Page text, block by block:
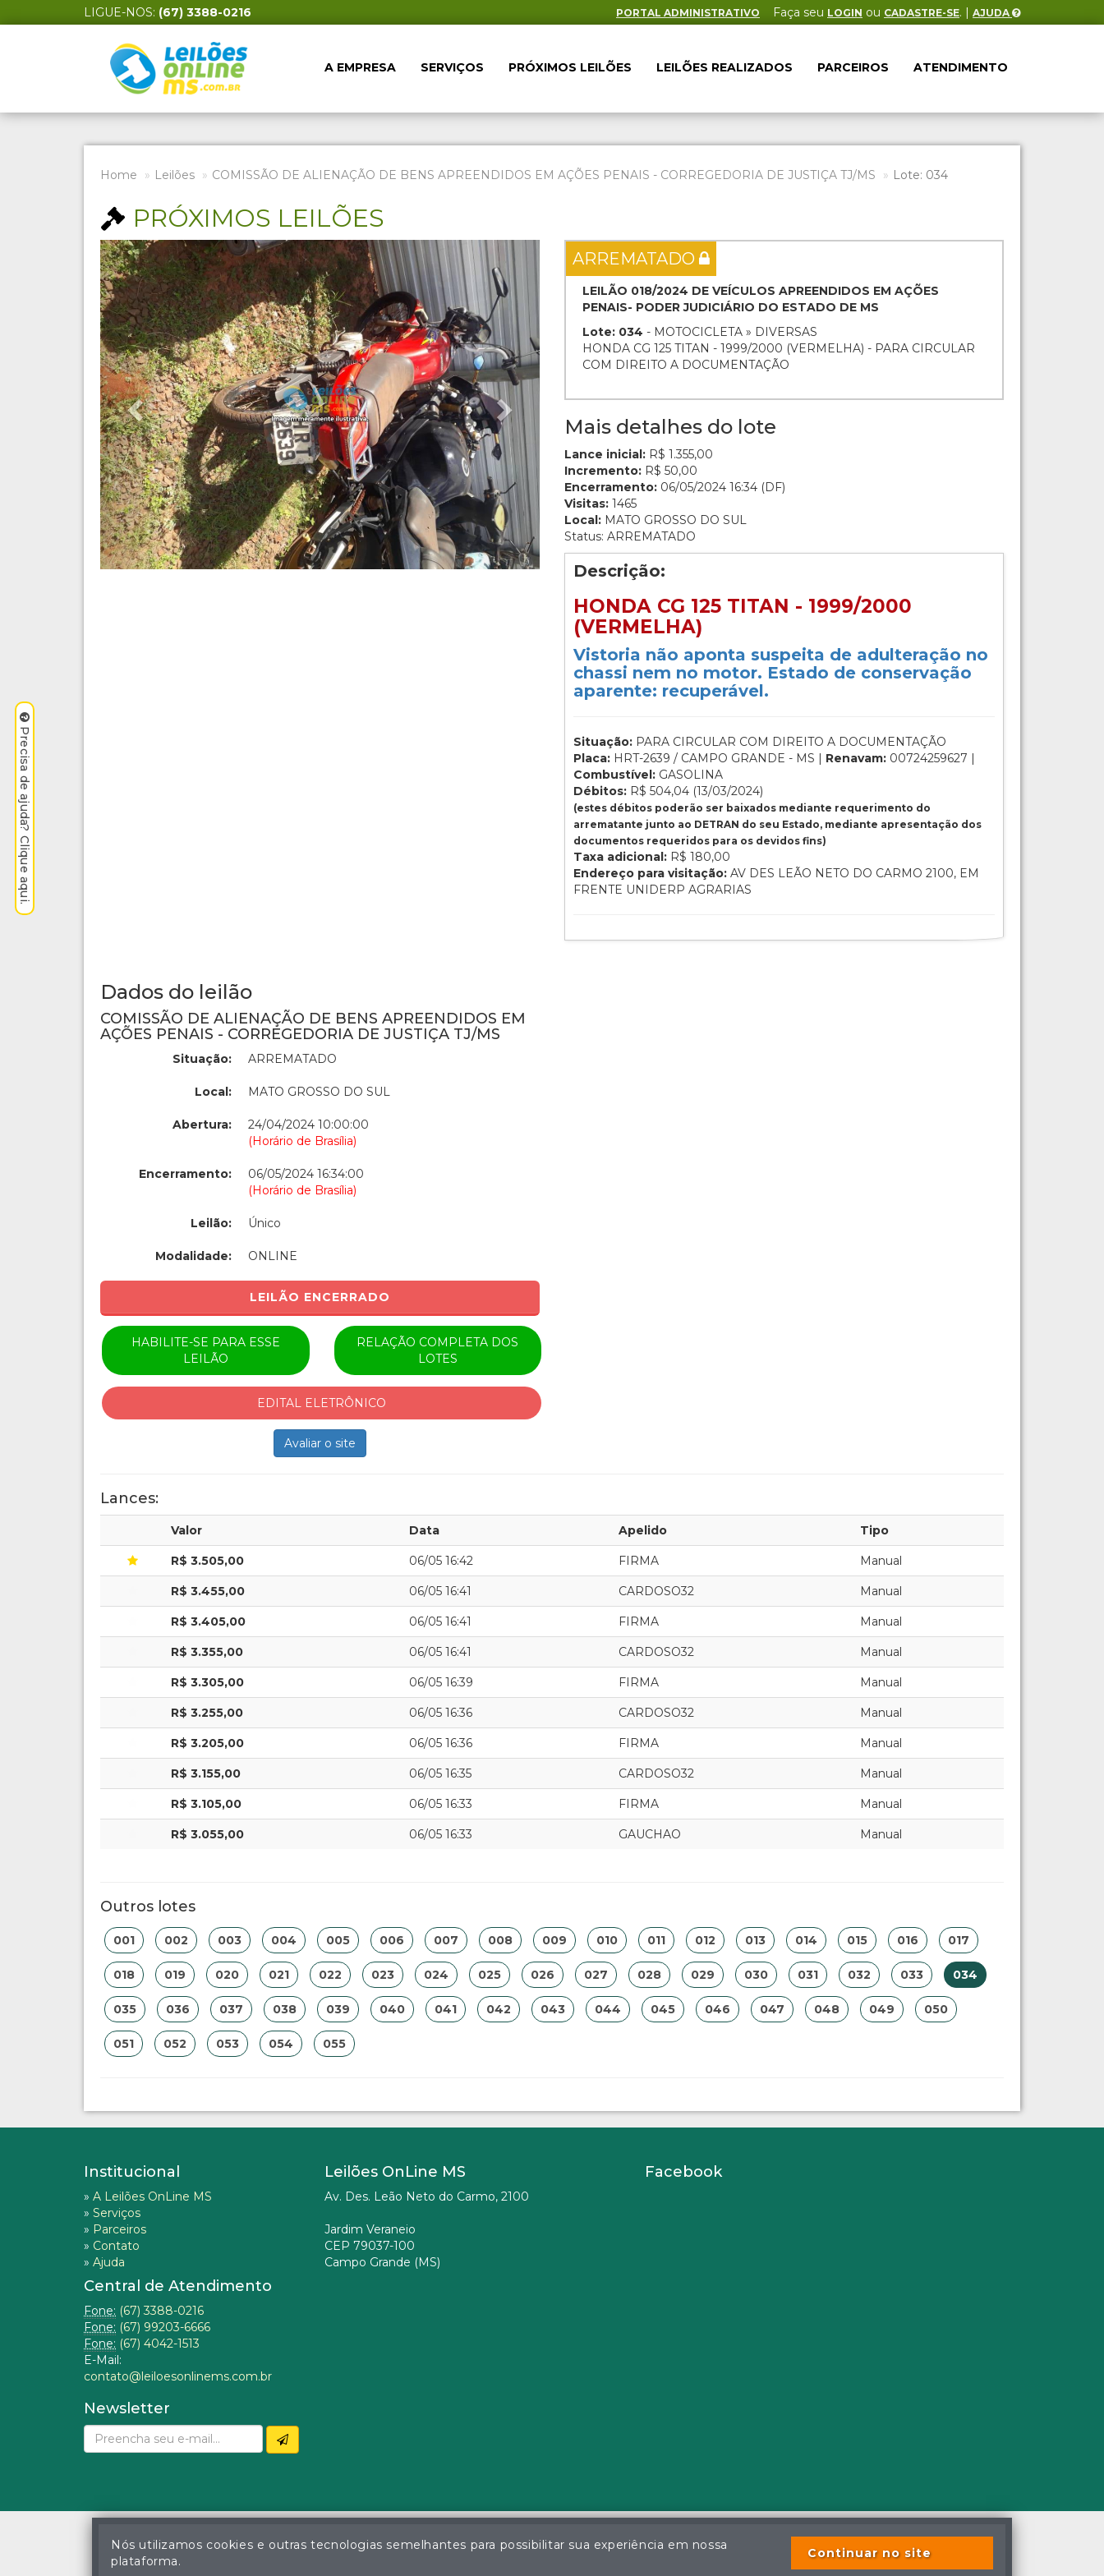
LIGUE-NOS: (67) 3388-0216 PORTAL ADMINISTRATIVO Faça seu LOGIN ou CADASTRE-SE. | AJUDA
A EMPRESA SERVIÇOS PRÓXIMOS LEILÕES LEILÕES REALIZADOS PARCEIROS ATENDIMENTO
Home Leilões COMISSÃO DE ALIENAÇÃO DE BENS APREENDIDOS EM AÇÕES PENAIS - CORREGEDORIA DE JUSTIÇA TJ/MS Lote: 034
PRÓXIMOS LEILÕES
Previous Next ARREMATADO
LEILÃO 018/2024 DE VEÍCULOS APREENDIDOS EM AÇÕES
PENAIS- PODER JUDICIÁRIO DO ESTADO DE MS
Lote: 034 - MOTOCICLETA » DIVERSAS
HONDA CG 125 TITAN - 1999/2000 (VERMELHA) - PARA CIRCULAR
COM DIREITO A DOCUMENTAÇÃO
Mais detalhes do lote
Lance inicial: R$ 1.355,00
Incremento: R$ 50,00
Encerramento: 06/05/2024 16:34 (DF)
Visitas: 1465
Local: MATO GROSSO DO SUL
Status: ARREMATADO
Descrição:
HONDA CG 125 TITAN - 1999/2000
(VERMELHA)
Vistoria não aponta suspeita de adulteração no
chassi nem no motor. Estado de conservação
aparente: recuperável.
Situação: PARA CIRCULAR COM DIREITO A DOCUMENTAÇÃO
Placa: HRT-2639 / CAMPO GRANDE - MS | Renavam: 00724259627 |
Combustível: GASOLINA
Débitos: R$ 504,04 (13/03/2024)
(estes débitos poderão ser baixados mediante requerimento do
arrematante junto ao DETRAN do seu Estado, mediante apresentação dos
documentos requeridos para os devidos fins)
Taxa adicional: R$ 180,00
Endereço para visitação: AV DES LEÃO NETO DO CARMO 2100, EM
FRENTE UNIDERP AGRARIAS
Dados do leilão
COMISSÃO DE ALIENAÇÃO DE BENS APREENDIDOS EM
AÇÕES PENAIS - CORREGEDORIA DE JUSTIÇA TJ/MS
Situação: ARREMATADO
Local: MATO GROSSO DO SUL
Abertura:
24/04/2024 10:00:00
(Horário de Brasília)
Encerramento:
06/05/2024 16:34:00
(Horário de Brasília)
Leilão: Único
Modalidade: ONLINE
LEILÃO ENCERRADO
HABILITE-SE PARA ESSE
LEILÃO
RELAÇÃO COMPLETA DOS
LOTES
EDITAL ELETRÔNICO
Avaliar o site
Lances:
Valor Data Apelido Tipo
R$ 3.505,00 06/05 16:42 FIRMA Manual
R$ 3.455,00 06/05 16:41 CARDOSO32 Manual
R$ 3.405,00 06/05 16:41 FIRMA Manual
R$ 3.355,00 06/05 16:41 CARDOSO32 Manual
R$ 3.305,00 06/05 16:39 FIRMA Manual
R$ 3.255,00 06/05 16:36 CARDOSO32 Manual
R$ 3.205,00 06/05 16:36 FIRMA Manual
R$ 3.155,00 06/05 16:35 CARDOSO32 Manual
R$ 3.105,00 06/05 16:33 FIRMA Manual
R$ 3.055,00 06/05 16:33 GAUCHAO Manual
Outros lotes
001 002 003 004 005 006 007 008 009 010 011 012 013 014 015 016 017
018 019 020 021 022 023 024 025 026 027 028 029 030 031 032 033 034
035 036 037 038 039 040 041 042 043 044 045 046 047 048 049 050
051 052 053 054 055
Institucional
» A Leilões OnLine MS
» Serviços
» Parceiros
» Contato
» Ajuda
Central de Atendimento
Fone: (67) 3388-0216
Fone: (67) 99203-6666
Fone: (67) 4042-1513
E-Mail:
contato@leiloesonlinems.com.br
Newsletter
Leilões OnLine MS
Av. Des. Leão Neto do Carmo, 2100
Jardim Veraneio
CEP 79037-100
Campo Grande (MS)
Facebook
© Gustavo Correa Pereira da Silva - Leiloeiro Público Oficial - Matrícula nº 26 JUCEMS - Todos os direitos reservados
Precisa de ajuda? Clique aqui.
Nós utilizamos cookies e outras tecnologias semelhantes para possibilitar sua experiência em nossa
plataforma.
Continuar no site